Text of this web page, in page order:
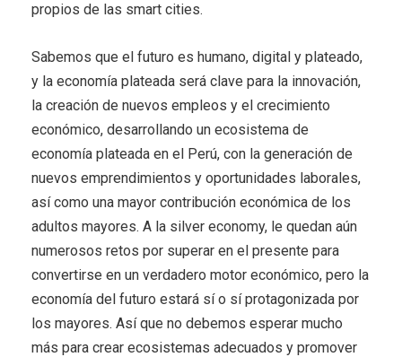
propios de las smart cities.
Sabemos que el futuro es humano, digital y plateado,
y la economía plateada será clave para la innovación,
la creación de nuevos empleos y el crecimiento
económico, desarrollando un ecosistema de
economía plateada en el Perú, con la generación de
nuevos emprendimientos y oportunidades laborales,
así como una mayor contribución económica de los
adultos mayores. A la silver economy, le quedan aún
numerosos retos por superar en el presente para
convertirse en un verdadero motor económico, pero la
economía del futuro estará sí o sí protagonizada por
los mayores. Así que no debemos esperar mucho
más para crear ecosistemas adecuados y promover